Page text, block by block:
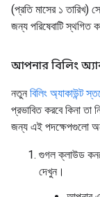
(প্রতি মাসের ১ তারিখ)
জন্য পরিষেবাটি স্থগিত
আপনার বিলিং
নতুন বিলিং অ্যাকাউন্ট
প্রভাবিত করবে কিনা তা
জন্য এই পদক্ষেপগুলো
গুগল ক্লাউড
দেখুন।